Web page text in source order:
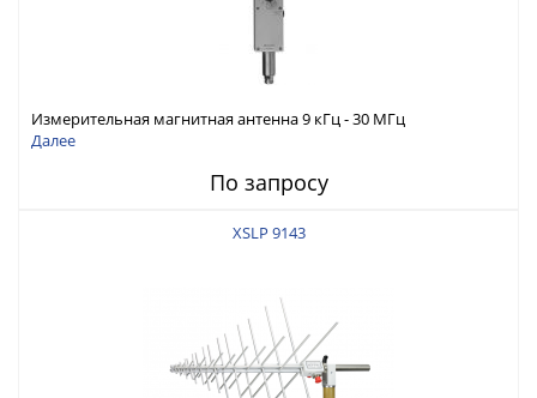
Измерительная магнитная антенна 9 кГц - 30 МГц
Далее
По запросу
XSLP 9143